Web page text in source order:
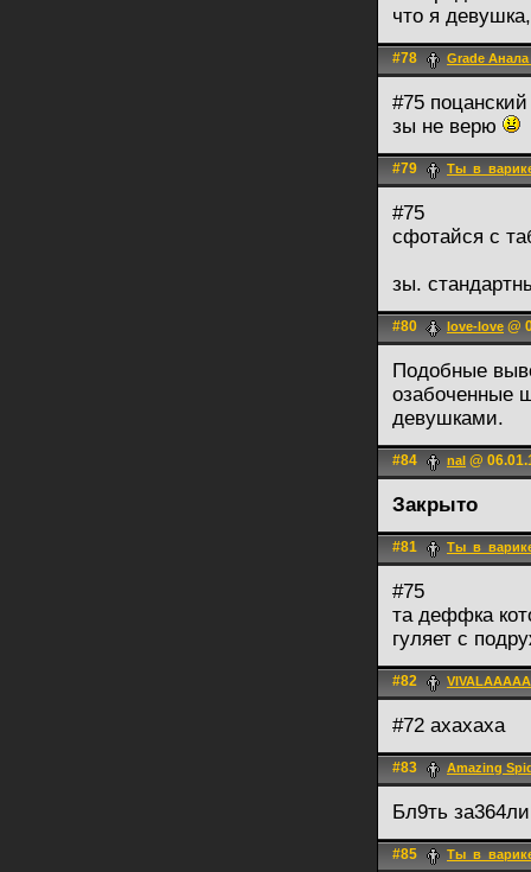
что я
#78 Grade
#75 поцанский
зы не верю
#79
#75
сфотайся с
зы.
#80 love-love @
Подобные
озабоченные
девушками.
#84 nal @
Закрыто
#81
#75
та деффка
гуляет с
#82 VIVALAAAAA
#72 ахахаха
#83 Amazing
Бл9ть
#85